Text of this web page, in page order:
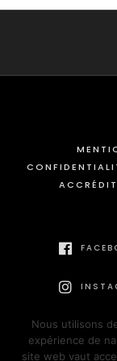
Nous utilisons
expérience de
site web vaut